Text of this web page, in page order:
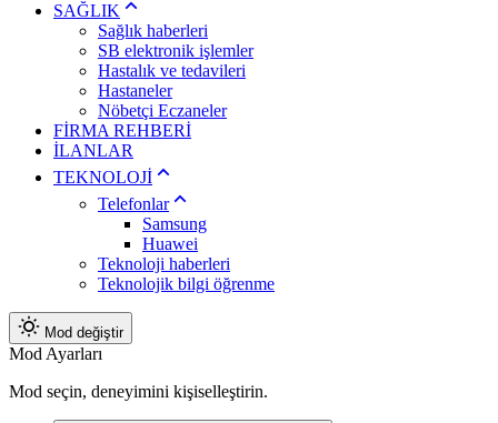
SAĞLIK
Sağlık haberleri
SB elektronik işlemler
Hastalık ve tedavileri
Hastaneler
Nöbetçi Eczaneler
FİRMA REHBERİ
İLANLAR
TEKNOLOJİ
Telefonlar
Samsung
Huawei
Teknoloji haberleri
Teknolojik bilgi öğrenme
Mod değiştir
Mod Ayarları
Mod seçin, deneyimini kişiselleştirin.